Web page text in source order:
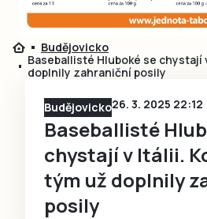
Ještě nemám účet,
Budějovicko
Baseballisté Hluboké se chystají
doplnily zahraniční posily
Budějovicko26. 3. 2025 22:12
Baseballisté
chystají v Itálii.
tým už doplnily
posily